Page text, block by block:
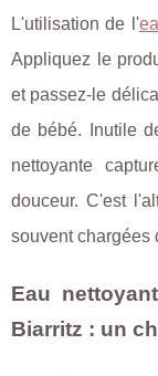
L'utilisation de l'
Appliquez le
et passez-le
de bébé. Inutile
nettoyante
douceur. C'est
souvent chargées
Eau
Biarritz : un